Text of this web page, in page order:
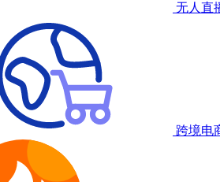
无人直
跨境电